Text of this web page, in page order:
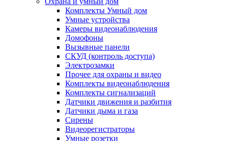
Комплекты Умный дом
Умные устройства
Камеры видеонаблюдения
Домофоны
Вызывные панели
СКУД (контроль доступа)
Электрозамки
Прочее для охраны и видео
Комплекты видеонаблюдения
Комплекты сигнализаций
Датчики движения и разбития
Датчики дыма и газа
Сирены
Видеорегистраторы
Умные розетки